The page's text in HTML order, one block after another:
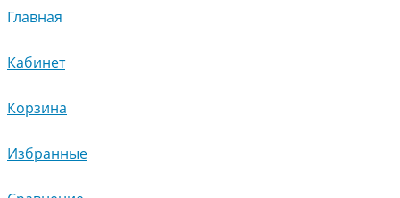
Главная
Кабинет
Корзина
Избранные